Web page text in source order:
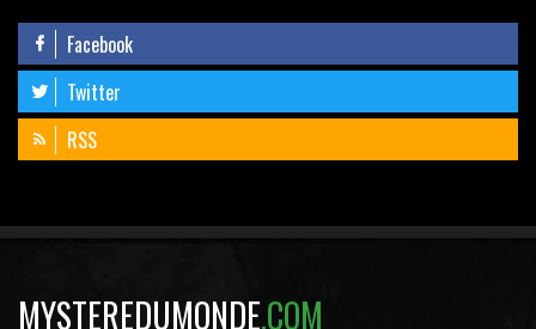
Facebook
Twitter
RSS
MYSTEREDUMONDE.COM